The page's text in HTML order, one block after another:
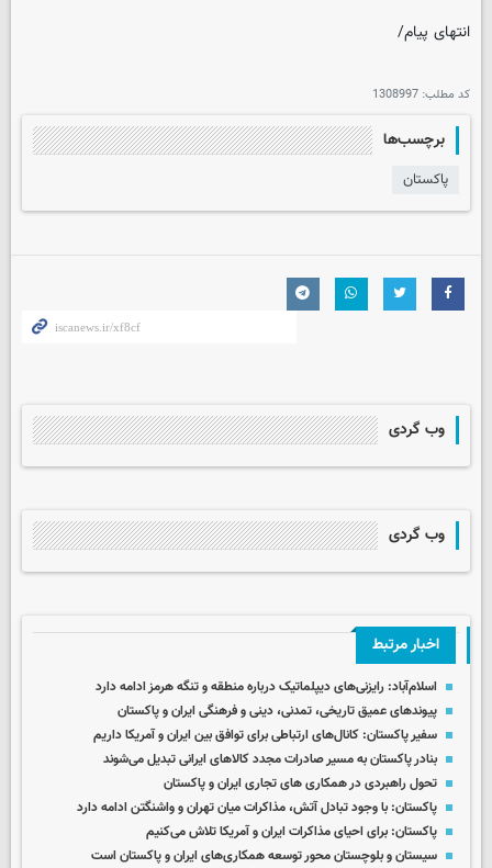
انتهای پیام/
کد مطلب: 1308997
برچسب‌ها
پاکستان
وب گردی
وب گردی
اخبار مرتبط
اسلام‌آباد: رایزنی‌های دیپلماتیک درباره منطقه و تنگه هرمز ادامه دارد
پیوندهای عمیق تاریخی، تمدنی، دینی و فرهنگی ایران و پاکستان
سفیر پاکستان: کانال‌های ارتباطی برای توافق بین ایران و آمریکا داریم
بنادر پاکستان به مسیر صادرات مجدد کالاهای ایرانی تبدیل می‌شوند
تحول راهبردی در همکاری های تجاری ایران و پاکستان
پاکستان: با وجود تبادل آتش، مذاکرات میان تهران و واشنگتن ادامه دارد
پاکستان: برای احیای مذاکرات ایران و آمریکا تلاش می‌کنیم
سیستان و بلوچستان محور توسعه همکاری‌های ایران و پاکستان است